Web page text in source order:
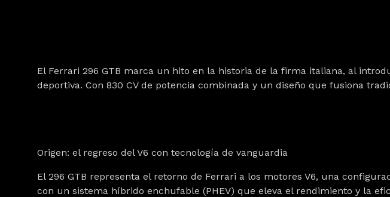
El Ferrari 296 GTB marca un hito en la historia de la firma italiana, al
deportiva. Con 830 CV de potencia combinada y un diseño que fusiona
Origen: el regreso del V6 con tecnología de vanguardia
El 296 GTB representa el retorno de Ferrari a los motores V6, una
con un sistema híbrido enchufable (PHEV) que eleva el rendimiento y la